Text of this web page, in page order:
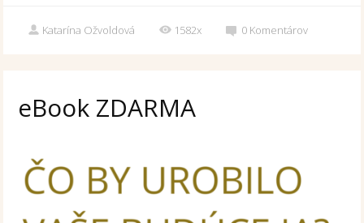
Katarína Ožvoldová 1582x 0 Komentárov
eBook ZDARMA